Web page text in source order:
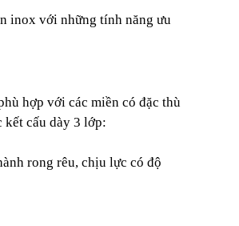
inox với những tính năng ưu
hợp với các miền có đặc thù
kết cấu dày 3 lớp:
rong rêu, chịu lực có độ